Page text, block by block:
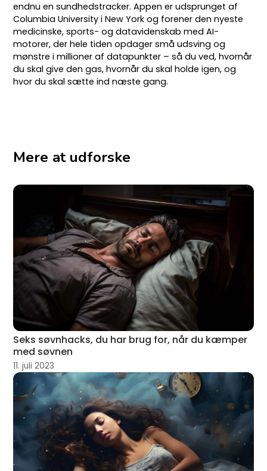
endnu en sundhedstracker. Appen er udsprunget af
Columbia University i New York og forener den nyeste
medicinske, sports- og datavidenskab med AI-
motorer, der hele tiden opdager små udsving og
mønstre i millioner af datapunkter – så du ved, hvornår
du skal give den gas, hvornår du skal holde igen, og
hvor du skal sætte ind næste gang.
Mere at udforske
Seks søvnhacks, du har brug for, når du kæmper
med søvnen
11. juli 2023